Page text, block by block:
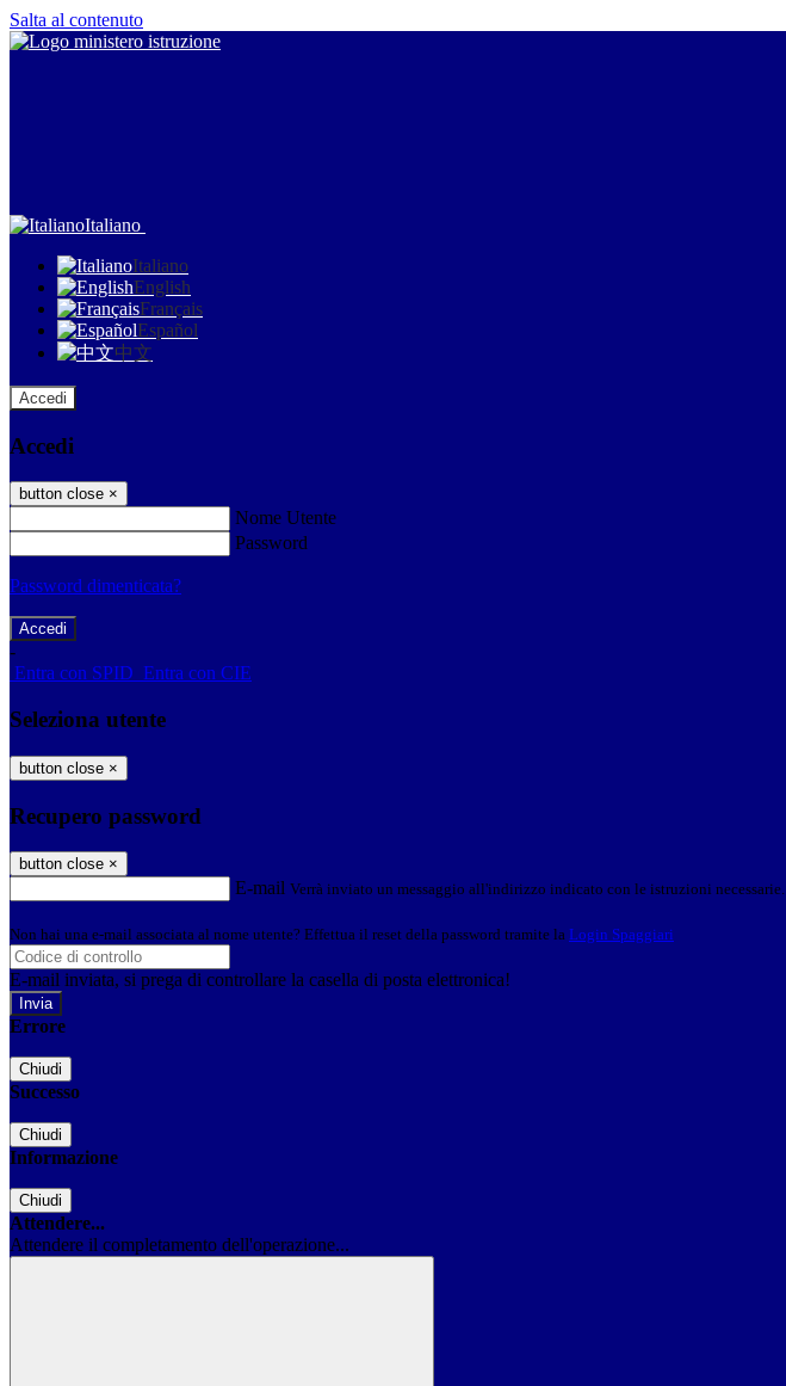
Salta al contenuto
Italiano
Italiano
English
Français
Español
中文
Accedi
Accedi
button close ×
Nome Utente
Password
Password dimenticata?
-
Entra con SPID Entra con CIE
Seleziona utente
button close ×
Recupero password
button close ×
E-mail Verrà inviato un messaggio all'indirizzo indicato con le istruzioni necessarie.
Non hai una e-mail associata al nome utente? Effettua il reset della password tramite la Login Spaggiari
E-mail inviata, si prega di controllare la casella di posta elettronica!
Errore
Chiudi
Successo
Chiudi
Informazione
Chiudi
Attendere...
Attendere il completamento dell'operazione...